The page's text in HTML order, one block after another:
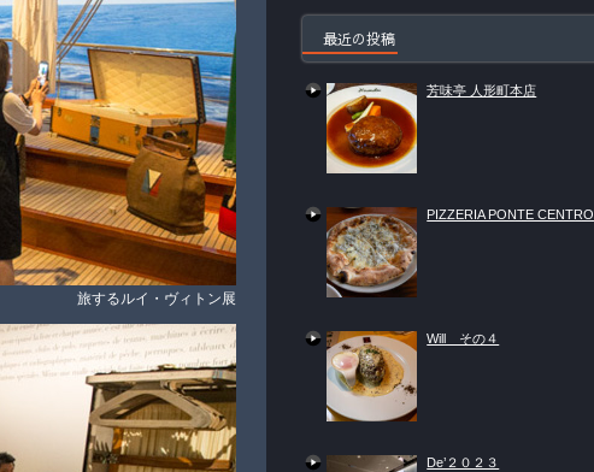
旅するルイ・ヴィトン展
最近の投稿
芳味亭 人形町本店
PIZZERIA PONTE CENTRO
Will その４
De’２０２３